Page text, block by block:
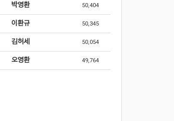
박영환 50,404
이환규 50,345
김허세 50,054
오영환 49,764